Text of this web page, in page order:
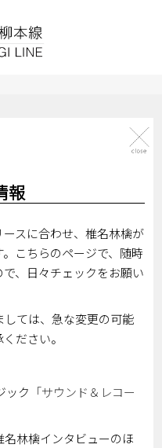
報
スに合わせ、椎名林檎が
こちらのページで、随時
、日々チェックをお願い
ては、急な変更の可能
ださい。
ック 「サウンド＆レコー
インタビューのほ